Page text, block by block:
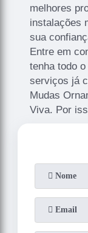
melhores
instalações
sua
Entre em
tenha todo
serviços já
Mudas
Viva. Por